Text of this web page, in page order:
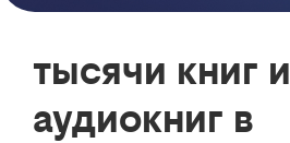
тысячи книг и
аудиокниг в